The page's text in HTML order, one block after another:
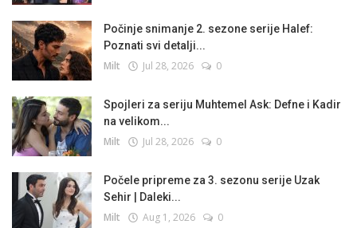
Počinje snimanje 2. sezone serije Halef:
Poznati svi detalji...
Milt Jul 28, 2026 0
Spojleri za seriju Muhtemel Ask: Defne i Kadir
na velikom...
Milt Jul 28, 2026 0
Počele pripreme za 3. sezonu serije Uzak
Sehir | Daleki...
Milt Aug 1, 2026 0